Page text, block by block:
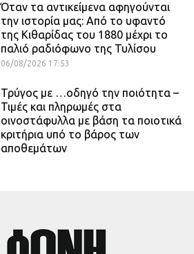
Όταν τα αντικείμενα αφηγούνται
την ιστορία μας: Από το υφαντό
της Κιθαρίδας του 1880 μέχρι το
παλιό ραδιόφωνο της Τυλίσου
06/08/2026 17:53
Τρύγος με …οδηγό την ποιότητα –
Τιμές και πληρωμές στα
οινοστάφυλλα με βάση τα ποιοτικά
κριτήρια υπό το βάρος των
αποθεμάτων